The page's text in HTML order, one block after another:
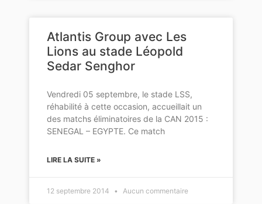
Atlantis Group avec Les
Lions au stade Léopold
Sedar Senghor
Vendredi 05 septembre, le stade LSS,
réhabilité à cette occasion, accueillait un
des matchs éliminatoires de la CAN 2015 :
SENEGAL – EGYPTE. Ce match
LIRE LA SUITE »
12 septembre 2014 Aucun commentaire